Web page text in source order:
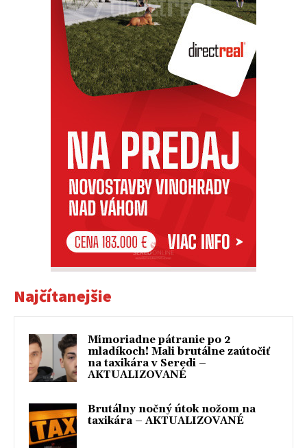
Najčítanejšie
Mimoriadne pátranie po 2
mladíkoch! Mali brutálne zaútočiť
na taxikára v Seredi –
AKTUALIZOVANÉ
Brutálny nočný útok nožom na
taxikára – AKTUALIZOVANÉ